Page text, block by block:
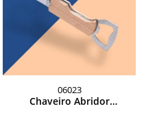
06023
Chaveiro Abridor